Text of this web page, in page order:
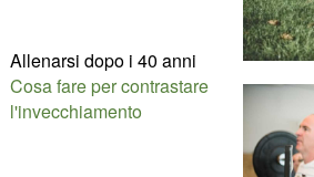
Allenarsi dopo i 40 anni
Cosa fare per contrastare
l'invecchiamento